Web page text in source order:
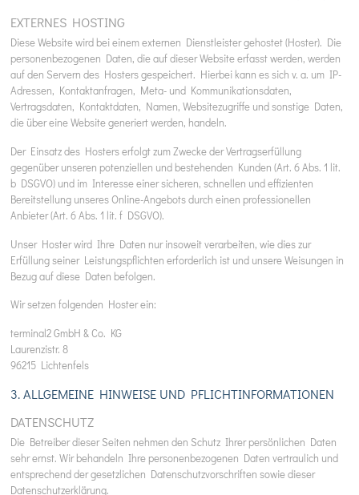
EXTERNES HOSTING
Diese Website wird bei einem externen Dienstleister gehostet (Hoster). Die
personenbezogenen Daten, die auf dieser Website erfasst werden, werden
auf den Servern des Hosters gespeichert. Hierbei kann es sich v. a. um IP-
Adressen, Kontaktanfragen, Meta- und Kommunikationsdaten,
Vertragsdaten, Kontaktdaten, Namen, Websitezugriffe und sonstige Daten,
die über eine Website generiert werden, handeln.
Der Einsatz des Hosters erfolgt zum Zwecke der Vertragserfüllung
gegenüber unseren potenziellen und bestehenden Kunden (Art. 6 Abs. 1 lit.
b DSGVO) und im Interesse einer sicheren, schnellen und effizienten
Bereitstellung unseres Online-Angebots durch einen professionellen
Anbieter (Art. 6 Abs. 1 lit. f DSGVO).
Unser Hoster wird Ihre Daten nur insoweit verarbeiten, wie dies zur
Erfüllung seiner Leistungspflichten erforderlich ist und unsere Weisungen in
Bezug auf diese Daten befolgen.
Wir setzen folgenden Hoster ein:
terminal2 GmbH & Co. KG
Laurenzistr. 8
96215 Lichtenfels
3. ALLGEMEINE HINWEISE UND PFLICHT­INFORMATIONEN
DATENSCHUTZ
Die Betreiber dieser Seiten nehmen den Schutz Ihrer persönlichen Daten
sehr ernst. Wir behandeln Ihre personenbezogenen Daten vertraulich und
entsprechend der gesetzlichen Datenschutzvorschriften sowie dieser
Datenschutzerklärung.